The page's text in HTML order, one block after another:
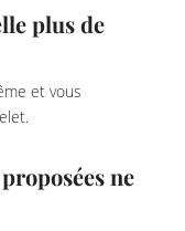
plus de
et vous
ne